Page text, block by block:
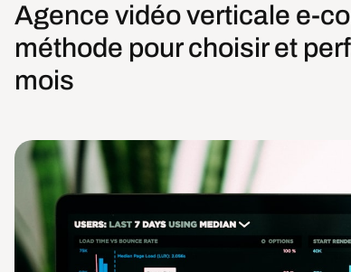
Agence vidéo verticale e-
méthode pour choisir et
mois